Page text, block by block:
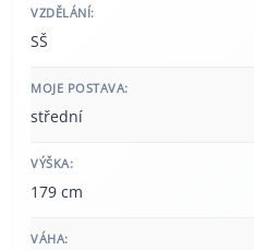
VZDĚLÁNÍ:
SŠ
MOJE POSTAVA:
střední
VÝŠKA:
179 cm
VÁHA: